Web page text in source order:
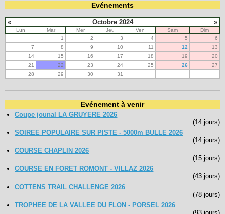
recherche
site map
messages récents
Ouverture de session
Nom d'utilisateur:
Mot de passe:
Créer un nouveau compte
Evénements
« Octobre 2024 »
Lun Mar Mer Jeu Ven Sam
Dim
1
2 3 4 5
6
7
8 9 10 11 12
13
14
15 16 17 18 19
20
21
22 23 24 25 26
27
28
29 30 31
Evénement à venir
Coupe jounal LA GRUYERE 2026
(14 jours)
SOIREE POPULAIRE SUR PISTE - 5000m BULLE 2026
(14 jours)
COURSE CHAPLIN 2026
(15 jours)
COURSE EN FORET ROMONT - VILLAZ 2026
(43 jours)
COTTENS TRAIL CHALLENGE 2026
(78 jours)
TROPHEE DE LA VALLEE DU FLON - PORSEL 2026